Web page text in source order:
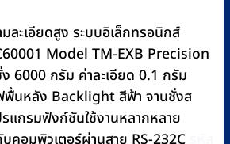
ละเอียดสูง ระบบอิเล็กทรอนิกส์
Model TM-EXB Precision
6000 กรัม ค่าละเอียด 0.1 กรัม
พื้นหลัง Backlight สีฟ้า จานชั่งส
แกรมฟังก์ชันใช้งานหลากหลาย
คอมพิวเตอร์ผ่านสาย RS-232C